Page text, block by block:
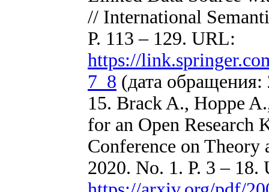
// International
P. 113 – 129. URL:
https://
7_8 (дата обращения:
15. Brack A., Hoppe
for an Open Research
Conference on
2020. No. 1. P. 3 – 18.